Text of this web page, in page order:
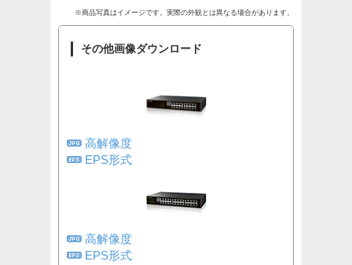
※商品写真はイメージです。実際の外観とは異なる場合があります。
その他画像ダウンロード
高解像度
EPS形式
高解像度
EPS形式